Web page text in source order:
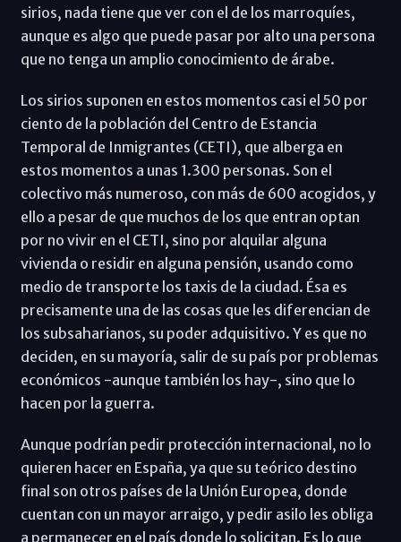
sirios, nada tiene que ver con el de los marroquíes,
aunque es algo que puede pasar por alto una persona
que no tenga un amplio conocimiento de árabe.
Los sirios suponen en estos momentos casi el 50 por
ciento de la población del Centro de Estancia
Temporal de Inmigrantes (CETI), que alberga en
estos momentos a unas 1.300 personas. Son el
colectivo más numeroso, con más de 600 acogidos, y
ello a pesar de que muchos de los que entran optan
por no vivir en el CETI, sino por alquilar alguna
vivienda o residir en alguna pensión, usando como
medio de transporte los taxis de la ciudad. Ésa es
precisamente una de las cosas que les diferencian de
los subsaharianos, su poder adquisitivo. Y es que no
deciden, en su mayoría, salir de su país por problemas
económicos -aunque también los hay-, sino que lo
hacen por la guerra.
Aunque podrían pedir protección internacional, no lo
quieren hacer en España, ya que su teórico destino
final son otros países de la Unión Europea, donde
cuentan con un mayor arraigo, y pedir asilo les obliga
a permanecer en el país donde lo solicitan. Es lo que